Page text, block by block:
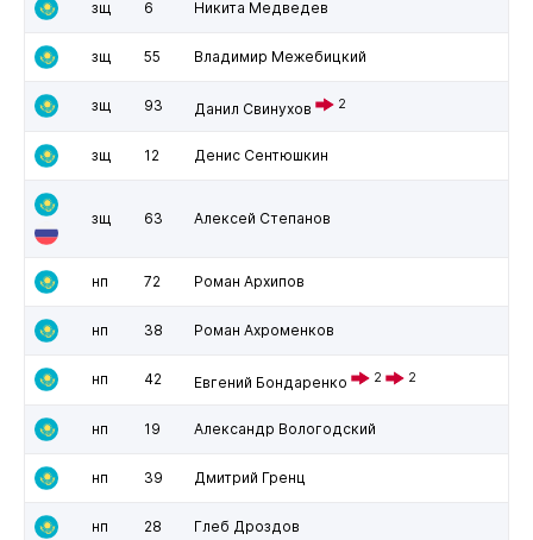
зщ 6 Никита Медведев
зщ 55 Владимир Межебицкий
зщ 93 Данил Свинухов 2
зщ 12 Денис Сентюшкин
зщ 63 Алексей Степанов
нп 72 Роман Архипов
нп 38 Роман Ахроменков
нп 42 Евгений Бондаренко 2 2
нп 19 Александр Вологодский
нп 39 Дмитрий Гренц
нп 28 Глеб Дроздов